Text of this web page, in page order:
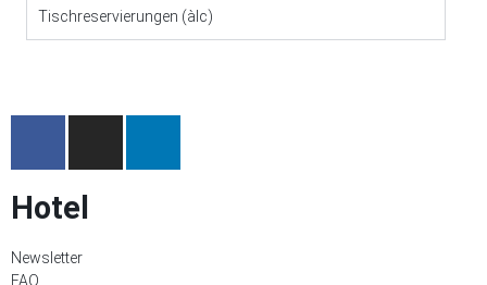
Tischreservierungen (àlc)
Hotel
Newsletter
FAQ